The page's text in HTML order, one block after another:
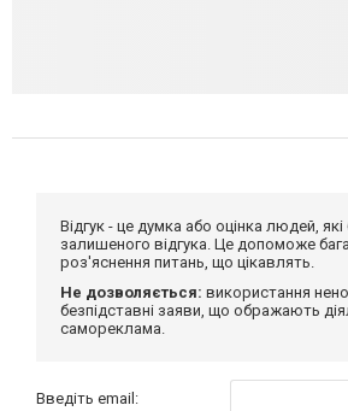
Відгук - це думка або оцінка людей,
залишеного відгука. Це допоможе
роз'яснення питань, що цікавлять.
Не дозволяється: використання
безпідставні заяви, що ображають
самореклама.
Введіть email: